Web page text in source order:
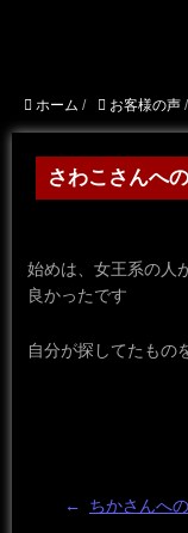
ホーム / お客様の声 /
さわこさんへ
始めは、女王系の人
良かったです
自分が探してたもの
← ちかさんへ